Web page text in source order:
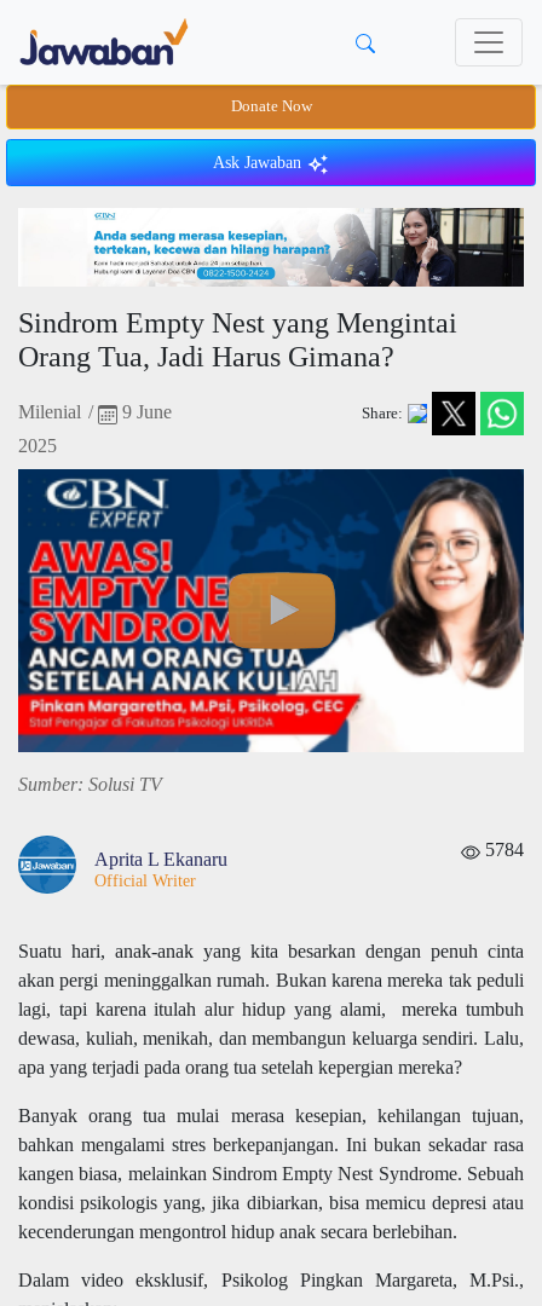
Donate Now
Ask Jawaban
Sindrom Empty Nest yang Mengintai
Orang Tua, Jadi Harus Gimana?
Milenial /
9 June
2025
Share:
Sumber: Solusi TV
Aprita L Ekanaru
Official Writer
5784
Suatu hari, anak-anak yang kita besarkan dengan penuh cinta
akan pergi meninggalkan rumah. Bukan karena mereka tak peduli
lagi, tapi karena itulah alur hidup yang alami, mereka tumbuh
dewasa, kuliah, menikah, dan membangun keluarga sendiri. Lalu,
apa yang terjadi pada orang tua setelah kepergian mereka?
Banyak orang tua mulai merasa kesepian, kehilangan tujuan,
bahkan mengalami stres berkepanjangan. Ini bukan sekadar rasa
kangen biasa, melainkan Sindrom Empty Nest Syndrome. Sebuah
kondisi psikologis yang, jika dibiarkan, bisa memicu depresi atau
kecenderungan mengontrol hidup anak secara berlebihan.
Dalam video eksklusif, Psikolog Pingkan Margareta, M.Psi.,